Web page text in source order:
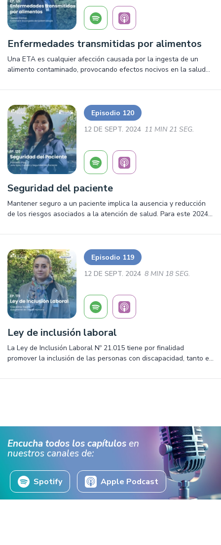
Enfermedades transmitidas por alimentos
Una ETA es cualquier afección causada por la ingesta de un
alimento contaminado, provocando efectos nocivos en la salud
son causadas por el consumo de productos infectados por
Episodio 120
12 DE SEPT. 2024 11 MIN 21 SEG.
Seguridad del paciente
Mantener seguro a un paciente implica la ausencia y reducción
de los riesgos asociados a la atención de salud. Para este 2024,
seguros”, poniendo en relieve la importancia de entregar
Episodio 119
12 DE SEPT. 2024 8 MIN 18 SEG.
Ley de inclusión laboral
La Ley de Inclusión Laboral Nº 21.015 tiene por finalidad
promover la inclusión de las personas con discapacidad, tanto en
como objetivo prohibir todo acto de discriminación arbitraria que
Encucha todos los capítulos en
nuestros canales de:
Spotify Apple Podcast